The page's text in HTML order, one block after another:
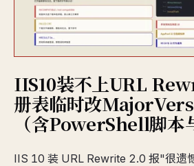
IIS10装不上URL
册表临时改
（含PowerShell脚本
IIS 10 装 URL Rewrite 2.0 报"很遗